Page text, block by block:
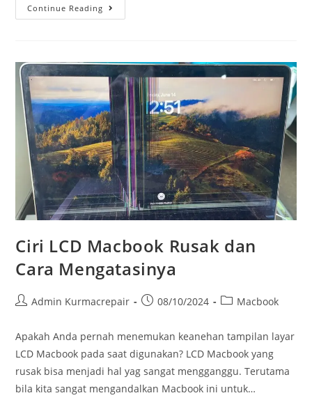
Continue Reading
Ciri LCD Macbook Rusak dan
Cara Mengatasinya
Admin Kurmacrepair 08/10/2024 Macbook
Apakah Anda pernah menemukan keanehan tampilan layar
LCD Macbook pada saat digunakan? LCD Macbook yang
rusak bisa menjadi hal yag sangat mengganggu. Terutama
bila kita sangat mengandalkan Macbook ini untuk…